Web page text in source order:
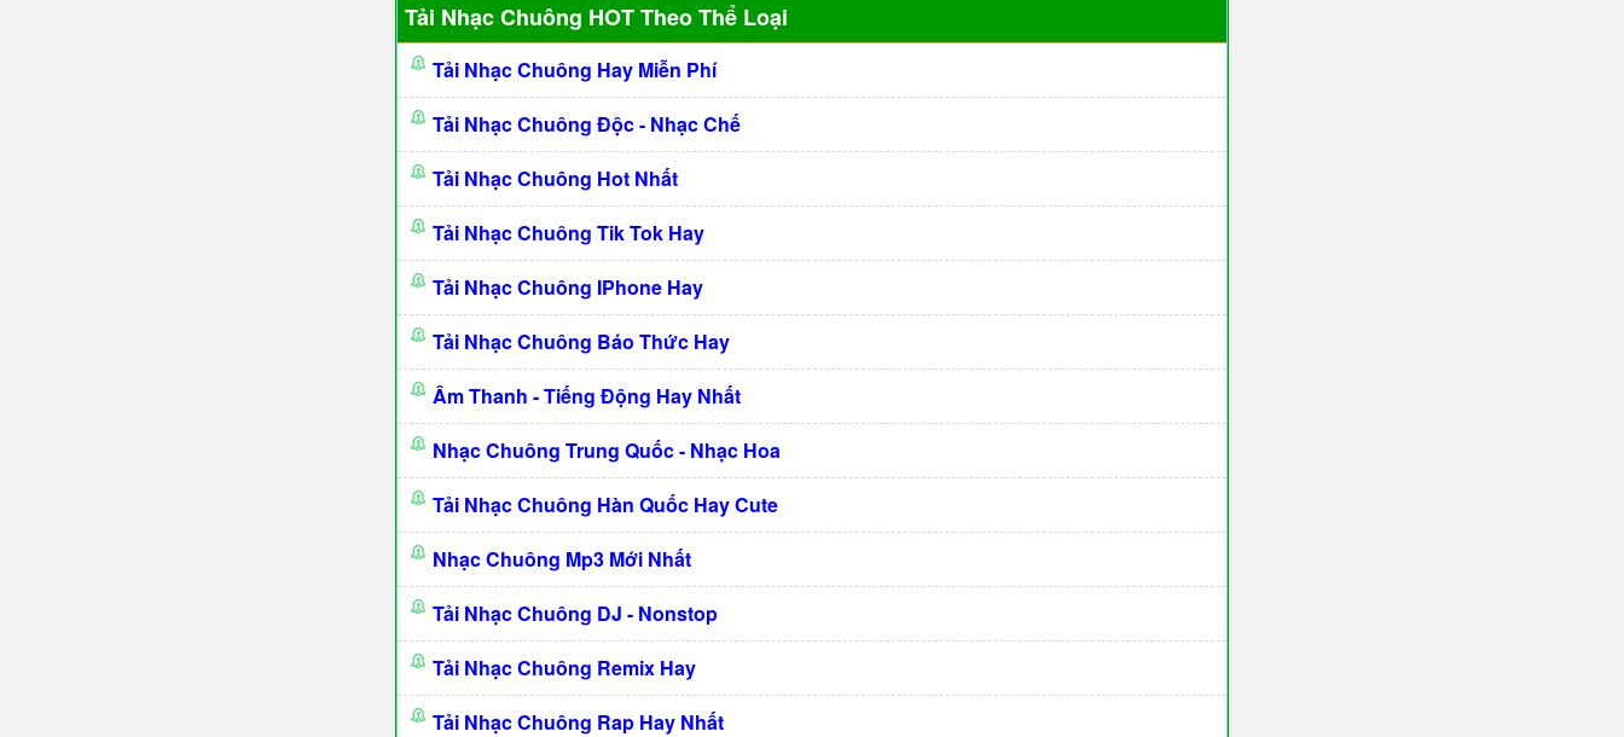
Tải Nhạc Chuông HOT Theo Thể Loại
Tải Nhạc Chuông Hay Miễn Phí
Tải Nhạc Chuông Độc - Nhạc Chế
Tải Nhạc Chuông Hot Nhất
Tải Nhạc Chuông Tik Tok Hay
Tải Nhạc Chuông IPhone Hay
Tải Nhạc Chuông Báo Thức Hay
Âm Thanh - Tiếng Động Hay Nhất
Nhạc Chuông Trung Quốc - Nhạc Hoa
Tải Nhạc Chuông Hàn Quốc Hay Cute
Nhạc Chuông Mp3 Mới Nhất
Tải Nhạc Chuông DJ - Nonstop
Tải Nhạc Chuông Remix Hay
Tải Nhạc Chuông Rap Hay Nhất